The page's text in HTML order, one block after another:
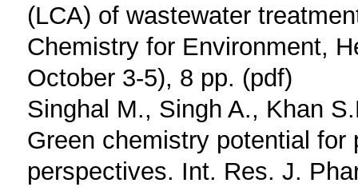
(LCA) of wastewater
Chemistry for Environment,
October 3-5), 8 pp. (pdf)
Singhal M., Singh A., Khan
Green chemistry potential
perspectives. Int. Res. J.